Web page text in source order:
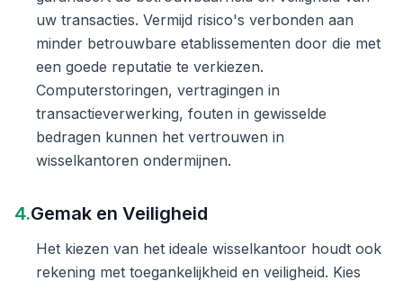
uw transacties. Vermijd risico's verbonden aan
minder betrouwbare etablissementen door die met
een goede reputatie te verkiezen.
Computerstoringen, vertragingen in
transactieverwerking, fouten in gewisselde
bedragen kunnen het vertrouwen in
wisselkantoren ondermijnen.
4.Gemak en Veiligheid
Het kiezen van het ideale wisselkantoor houdt ook
rekening met toegankelijkheid en veiligheid. Kies